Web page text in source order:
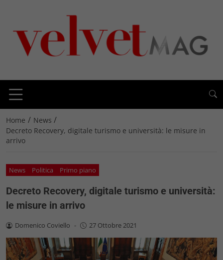
Home / News /
Decreto Recovery, digitale turismo e università: le misure in
arrivo
News Politica Primo piano
Decreto Recovery, digitale turismo e università:
le misure in arrivo
Domenico Coviello - 27 Ottobre 2021